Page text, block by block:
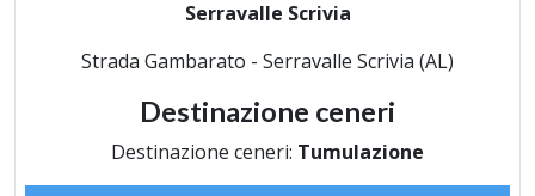
Serravalle Scrivia
Strada Gambarato - Serravalle Scrivia (AL)
Destinazione ceneri
Destinazione ceneri: Tumulazione